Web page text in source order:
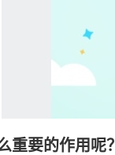
重要的作用呢？